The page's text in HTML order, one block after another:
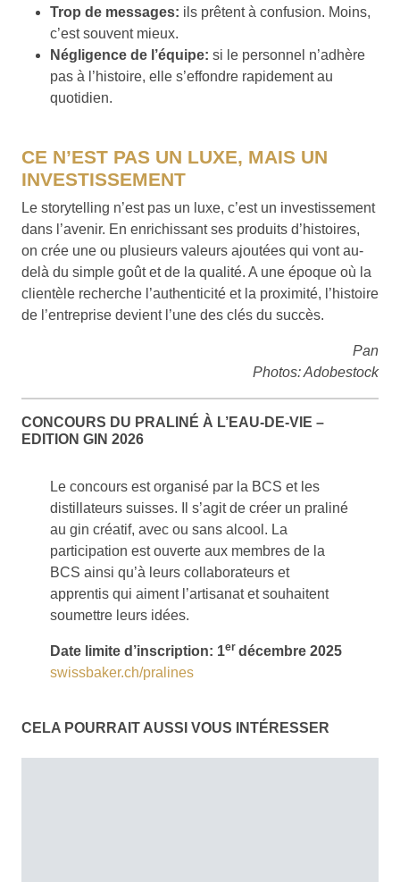
Trop de messages: ils prêtent à confusion. Moins,
c’est souvent mieux.
Négligence de l’équipe: si le personnel n’adhère
pas à l’histoire, elle s’effondre rapidement au
quotidien.
CE N’EST PAS UN LUXE, MAIS UN
INVESTISSEMENT
Le storytelling n’est pas un luxe, c’est un investissement
dans l’avenir. En enrichissant ses produits d’histoires,
on crée une ou plusieurs valeurs ajoutées qui vont au-
delà du simple goût et de la qualité. A une époque où la
clientèle recherche l’authenticité et la proximité, l’histoire
de l’entreprise devient l’une des clés du succès.
Pan
Photos: Adobestock
CONCOURS DU PRALINÉ À L’EAU-DE-VIE –
EDITION GIN 2026
Le concours est organisé par la BCS et les
distillateurs suisses. Il s’agit de créer un praliné
au gin créatif, avec ou sans alcool. La
participation est ouverte aux membres de la
BCS ainsi qu’à leurs collaborateurs et
apprentis qui aiment l’artisanat et souhaitent
soumettre leurs idées.
Date limite d’inscription: 1er décembre 2025
swissbaker.ch/pralines
CELA POURRAIT AUSSI VOUS INTÉRESSER